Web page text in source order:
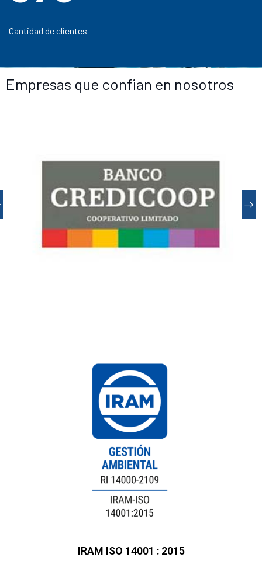
Cantidad de clientes
Empresas que confian en nosotros
IRAM ISO 14001 : 2015